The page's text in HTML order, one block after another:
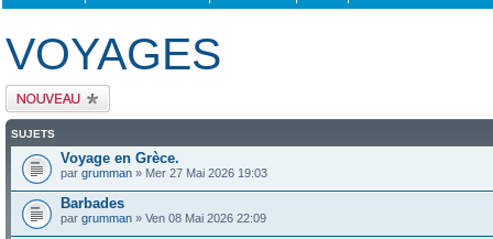
VOYAGES
Publier un nouveau
sujet
SUJETS
Voyage en Grèce.
par grumman » Mer 27 Mai 2026 19:03
Barbades
par grumman » Ven 08 Mai 2026 22:09